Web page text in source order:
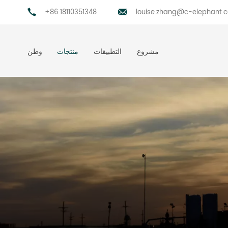
+86 18110351348 louise.zhang@c-
وطن منتجات التطبيقات مشروع